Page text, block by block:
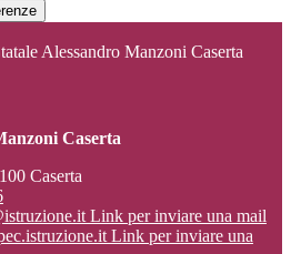
Alessandro Manzoni Caserta
Caserta
Caserta
Link per inviare una mail
Link per inviare una